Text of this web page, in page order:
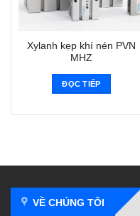
Xylanh kẹp khí nén PVN
MHZ
ĐỌC TIẾP
VỀ CHÚNG TÔI